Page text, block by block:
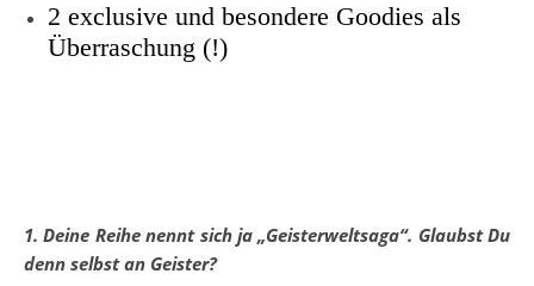
2 exclusive und besondere Goodies als
Überraschung (!)
1. Deine Reihe nennt sich ja „Geisterweltsaga“. Glaubst Du
denn selbst an Geister?